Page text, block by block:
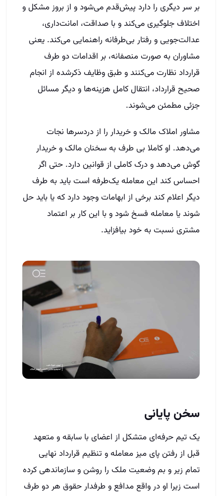
بر سر دیگری را دارد پیش‌قدم می‌شود و از بروز مشکل و
اختلاف جلوگیری می‌کند و با صداقت، امانت‌داری،
عدالت‌جویی و رفتار بی‌طرفانه راهنمایی می‌کند. یعنی
مشاوران به صورت منصفانه، بر اقدامات دو طرف
قرارداد نظارت می‌کنند و طبق وظایف ذکر‌شده از انجام
صحیح قرارداد، انتقال کامل هزینه‌ها و دیگر مسائل
جزئی مطمئن می‌شوند.
مشاور املاک مالک و خریدار را از دردسرها نجات
می‌دهد. او کاملا بی طرف به سخنان مالک و خریدار
گوش می‌دهد و درک کاملی از قوانین دارد. حتی اگر
احساس کند این معامله یک‌طرفه است باید به طرف
دیگر اعلام کند برخی از ابهامات وجود دارد که یا باید حل
شوند یا معامله فسخ شود و با این کار بر اعتماد
مشتری نسبت به خود بیافزاید.
سخن پایانی
یک تیم حرفه‌ای متشکل از اعضای با سابقه و متعهد
قبل از رفتن پای میز معامله و تنظیم قرارداد نهایی
تمام زیر و بم وضعیت ملک را روشن و سازماندهی کرده
است زیرا او در واقع مدافع و طرفدار حقوق هر دو طرف